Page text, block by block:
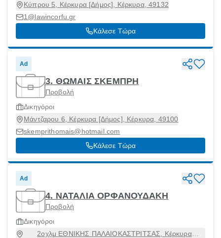
Κύπρου 5, Κέρκυρα [Δήμος], Κέρκυρα, 49132
1@lawincorfu.gr
Κάλεσε Τώρα
Ad
3. ΘΩΜΑΙΣ ΣΚΕΜΠΡΗ
Προβολή
Δικηγόροι
Μάντζαρου 6, Κέρκυρα [Δήμος], Κέρκυρα, 49100
skemprithomais@hotmail.com
Κάλεσε Τώρα
Ad
4. ΝΑΤΑΛΙΑ ΟΡΦΑΝΟΥΔΑΚΗ
Προβολή
Δικηγόροι
2οχλμ ΕΘΝΙΚΗΣ ΠΑΛΑΙΟΚΑΣΤΡΙΤΣΑΣ, Κέρκυρα